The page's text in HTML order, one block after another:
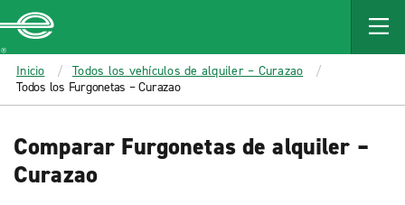
MAIN
CONTENT
Enterprise
Inicio
Todos los vehículos de alquiler – Curazao
Todos los Furgonetas – Curazao
Comparar Furgonetas de alquiler –
Curazao